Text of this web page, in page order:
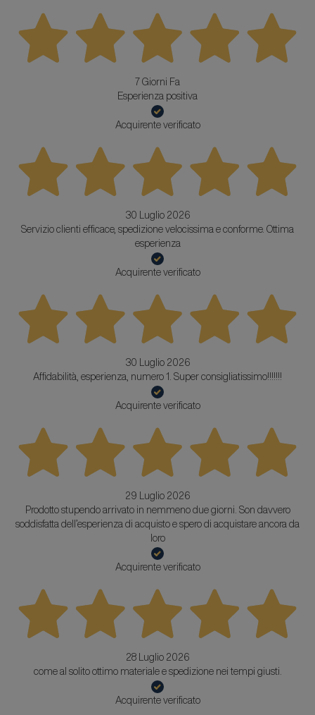
7 Giorni Fa
Esperienza positiva
Acquirente verificato
30 Luglio 2026
Servizio clienti efficace, spedizione velocissima e conforme. Ottima
esperienza
Acquirente verificato
30 Luglio 2026
Affidabilità, esperienza, numero 1. Super consigliatissimo!!!!!!!
Acquirente verificato
29 Luglio 2026
Prodotto stupendo arrivato in nemmeno due giorni. Son davvero
soddisfatta dell’esperienza di acquisto e spero di acquistare ancora da
loro
Acquirente verificato
28 Luglio 2026
come al solito ottimo materiale e spedizione nei tempi giusti.
Acquirente verificato